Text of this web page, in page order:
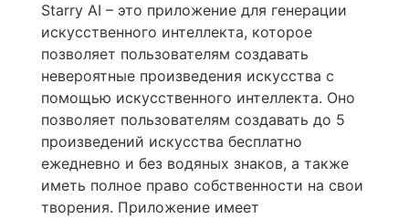
Starry AI – это приложение для генерации
искусственного интеллекта, которое
позволяет пользователям создавать
невероятные произведения искусства с
помощью искусственного интеллекта. Оно
позволяет пользователям создавать до 5
произведений искусства бесплатно
ежедневно и без водяных знаков, а также
иметь полное право собственности на свои
творения. Приложение имеет